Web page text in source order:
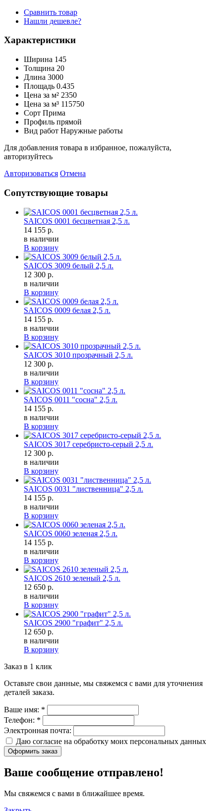
Сравнить товар
Нашли дешевле?
Характеристики
Ширина 145
Толщина 20
Длина 3000
Площадь 0.435
Цена за м² 2350
Цена за м³ 115750
Сорт Прима
Профиль прямой
Вид работ Наружные работы
Для добавления товара в избранное, пожалуйста,
авторизуйтесь
Авторизоваться Отмена
Сопутствующие товары
SAICOS 0001 бесцветная 2,5 л.
14 155 р.
в наличии
В корзину
SAICOS 3009 белый 2,5 л.
12 300 р.
в наличии
В корзину
SAICOS 0009 белая 2,5 л.
14 155 р.
в наличии
В корзину
SAICOS 3010 прозрачный 2,5 л.
12 300 р.
в наличии
В корзину
SAICOS 0011 "сосна" 2,5 л.
14 155 р.
в наличии
В корзину
SAICOS 3017 cеребристо-серый 2,5 л.
12 300 р.
в наличии
В корзину
SAICOS 0031 "лиственница" 2,5 л.
14 155 р.
в наличии
В корзину
SAICOS 0060 зеленая 2,5 л.
14 155 р.
в наличии
В корзину
SAICOS 2610 зеленый 2,5 л.
12 650 р.
в наличии
В корзину
SAICOS 2900 "графит" 2,5 л.
12 650 р.
в наличии
В корзину
Заказ в 1 клик
Оставьте свои данные, мы свяжемся с вами для уточнения
деталей заказа.
Ваше имя: *
Телефон: *
Электронная почта:
Даю согласие на обработку моих персональных данных
Оформить заказ
Ваше сообщение отправлено!
Мы свяжемся с вами в ближайшее время.